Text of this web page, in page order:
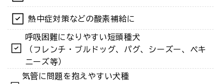
熱中症対策などの酸素補給に
呼吸困難になりやすい短頭種犬
（フレンチ・ブルドッグ、パグ、シーズー、ペキ
ニーズ等）
気管に問題を抱えやすい犬種